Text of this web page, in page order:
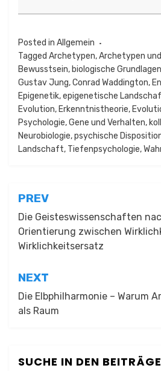
Posted in Allgemein
Tagged Archetypen,Archetypen
Bewusstsein, biologische
Gustav Jung,Conrad Waddington,
Epigenetik,epigenetische
Evolution, Erkenntnistheorie,
Psychologie,Gene und Verhalten,
Neurobiologie,psychische
Landschaft, Tiefenpsychologie,
Beitragsnavigation
PREV
Die Geisteswissenschaften
Orientierung zwischen
Wirklichkeitsersatz
NEXT
Die Elbphilharmonie – Warum
als Raum
SUCHE IN DEN